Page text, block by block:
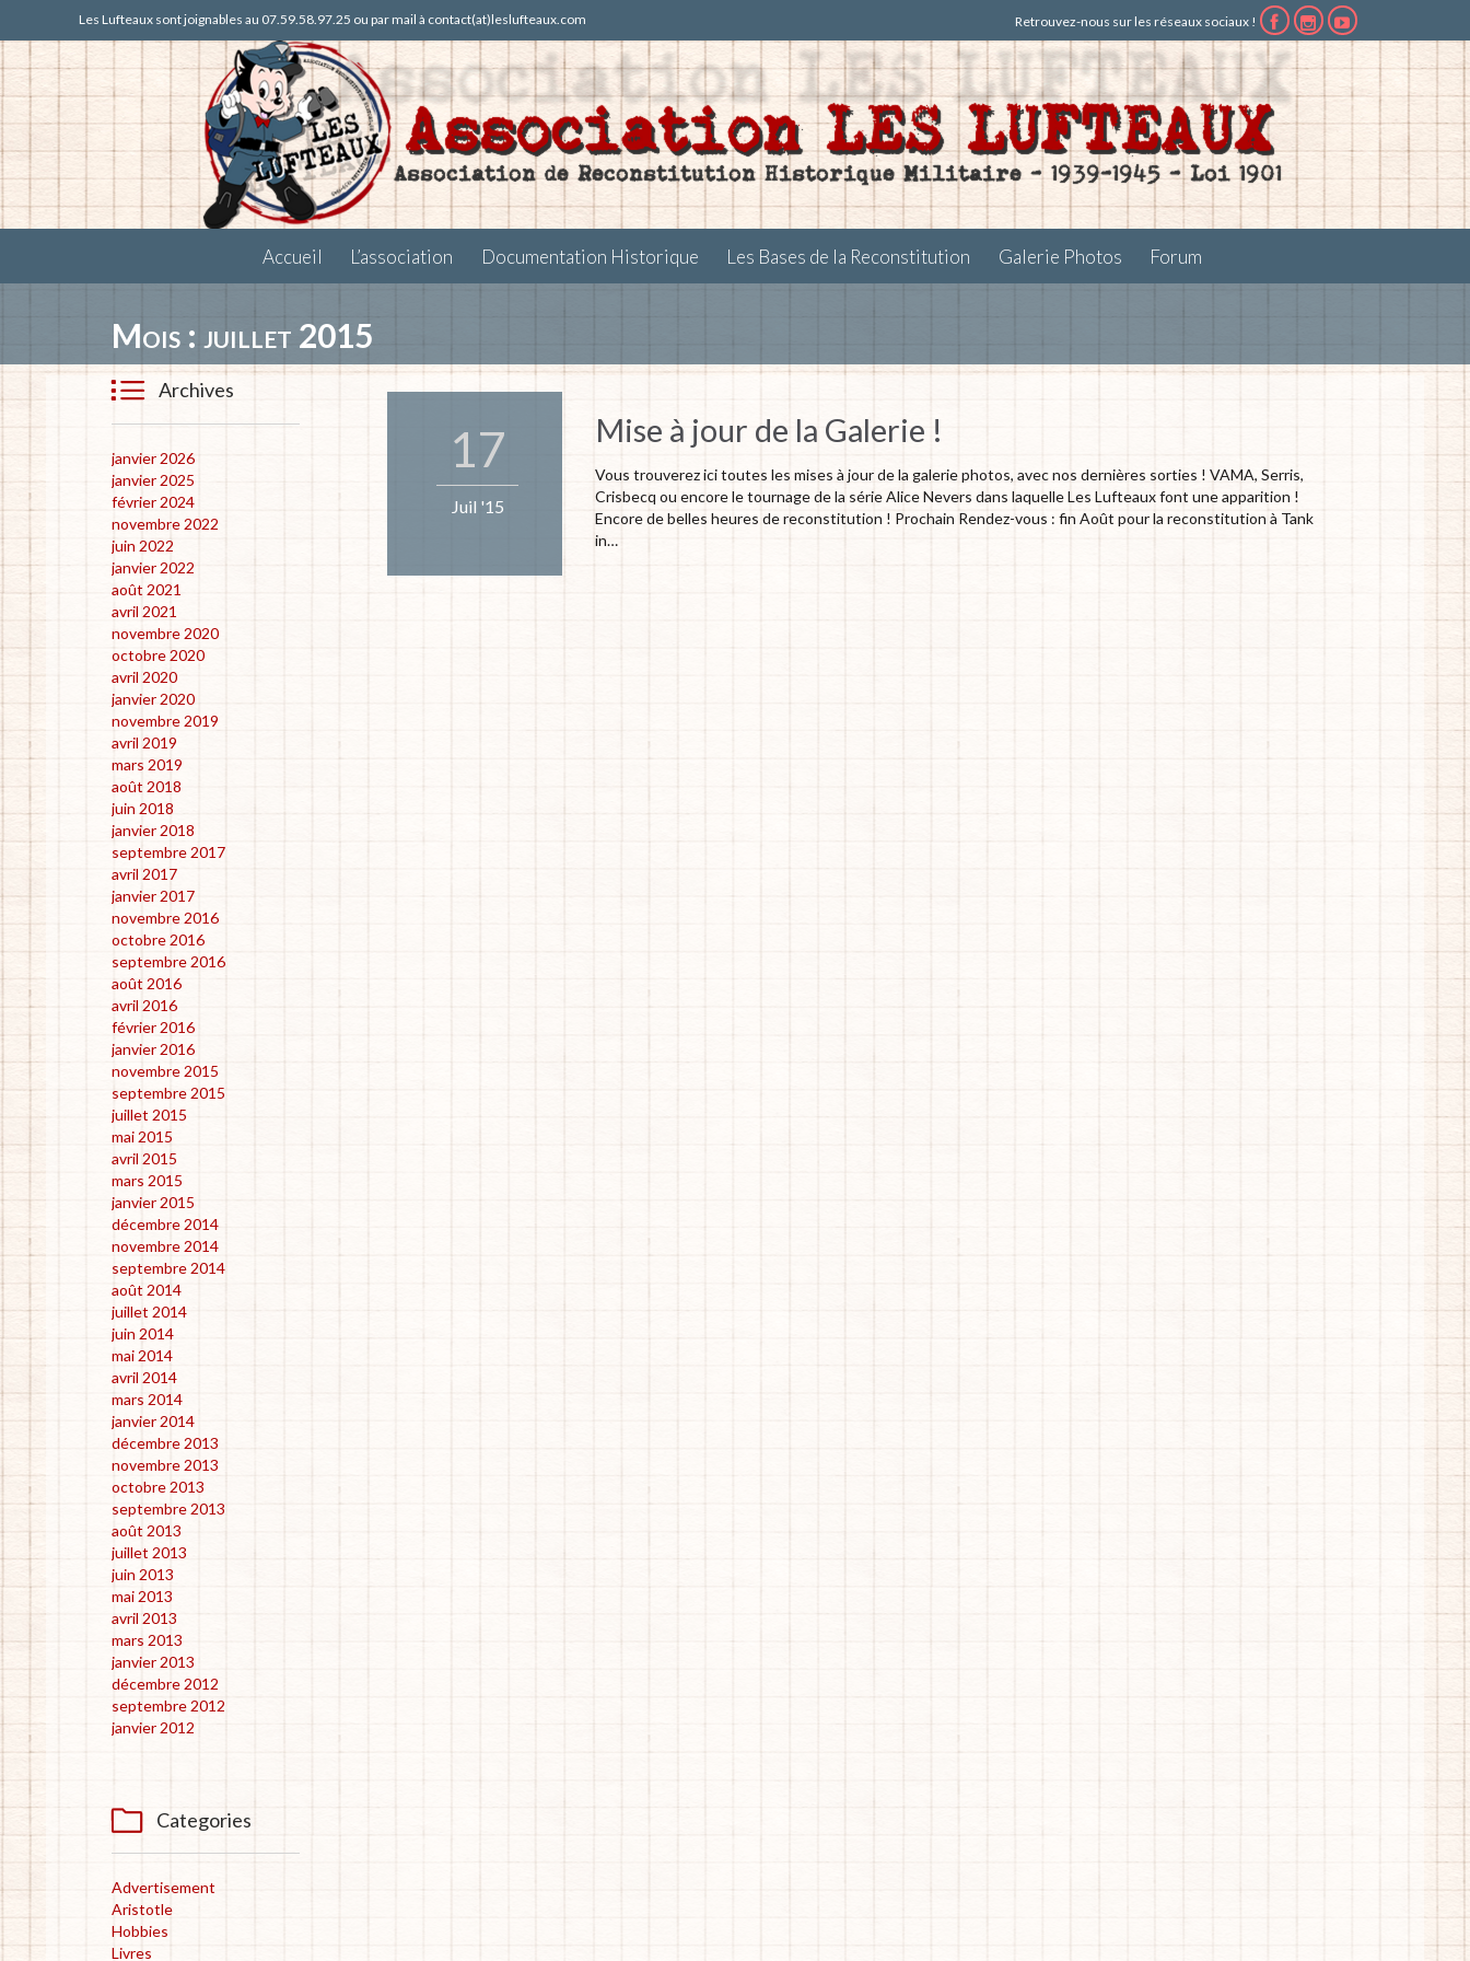
Les Lufteaux sont joignables au 07.59.58.97.25 ou par mail à contact(at)leslufteaux.com Retrouvez-nous sur les réseaux sociaux !   
to
content
Accueil L’association Documentation Historique Les Bases de la Reconstitution Galerie Photos Forum
Mois : juillet 2015
 Archives
janvier 2026
janvier 2025
février 2024
novembre 2022
juin 2022
janvier 2022
août 2021
avril 2021
novembre 2020
octobre 2020
avril 2020
janvier 2020
novembre 2019
avril 2019
mars 2019
août 2018
juin 2018
janvier 2018
septembre 2017
avril 2017
janvier 2017
novembre 2016
octobre 2016
septembre 2016
août 2016
avril 2016
février 2016
janvier 2016
novembre 2015
septembre 2015
juillet 2015
mai 2015
avril 2015
mars 2015
janvier 2015
décembre 2014
novembre 2014
septembre 2014
août 2014
juillet 2014
juin 2014
mai 2014
avril 2014
mars 2014
janvier 2014
décembre 2013
novembre 2013
octobre 2013
septembre 2013
août 2013
juillet 2013
juin 2013
mai 2013
avril 2013
mars 2013
janvier 2013
décembre 2012
septembre 2012
janvier 2012
 Categories
Advertisement
Aristotle
Hobbies
Livres
17
Juil '15
Mise à jour de la Galerie !
Vous trouverez ici toutes les mises à jour de la galerie photos, avec nos dernières sorties ! VAMA, Serris,
Crisbecq ou encore le tournage de la série Alice Nevers dans laquelle Les Lufteaux font une apparition !
Encore de belles heures de reconstitution ! Prochain Rendez-vous : fin Août pour la reconstitution à Tank
in…